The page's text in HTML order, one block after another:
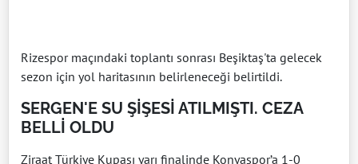
Rizespor maçındaki toplantı sonrası Beşiktaş'ta gelecek
sezon için yol haritasının belirleneceği belirtildi.
SERGEN'E SU ŞİŞESİ ATILMIŞTI. CEZA
BELLİ OLDU
Ziraat Türkiye Kupası yarı finalinde Konyaspor’a 1-0